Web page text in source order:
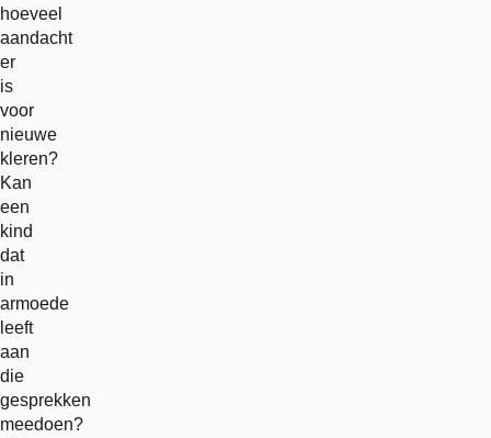
hoeveel
aandacht
er
is
voor
nieuwe
kleren?
Kan
een
kind
dat
in
armoede
leeft
aan
die
gesprekken
meedoen?